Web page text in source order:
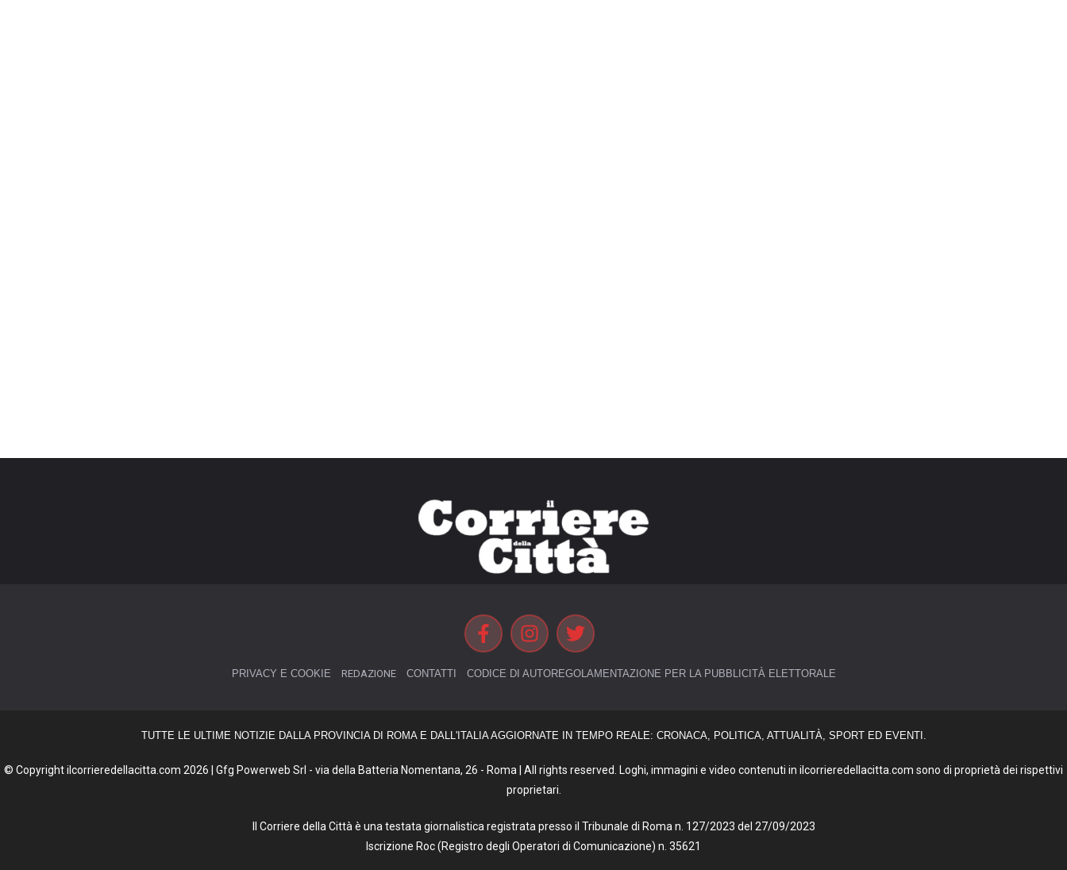
PRIVACY E COOKIE REDAZIONE CONTATTI CODICE DI AUTOREGOLAMENTAZIONE PER LA PUBBLICITÀ ELETTORALE
TUTTE LE ULTIME NOTIZIE DALLA PROVINCIA DI ROMA E DALL'ITALIA AGGIORNATE IN TEMPO REALE: CRONACA, POLITICA, ATTUALITÀ, SPORT ED EVENTI.
© Copyright ilcorrieredellacitta.com 2026 | Gfg Powerweb Srl - via della Batteria Nomentana, 26 - Roma | All rights reserved. Loghi, immagini e video contenuti in ilcorrieredellacitta.com sono di proprietà dei rispettivi
proprietari.
Il Corriere della Città è una testata giornalistica registrata presso il Tribunale di Roma n. 127/2023 del 27/09/2023
Iscrizione Roc (Registro degli Operatori di Comunicazione) n. 35621